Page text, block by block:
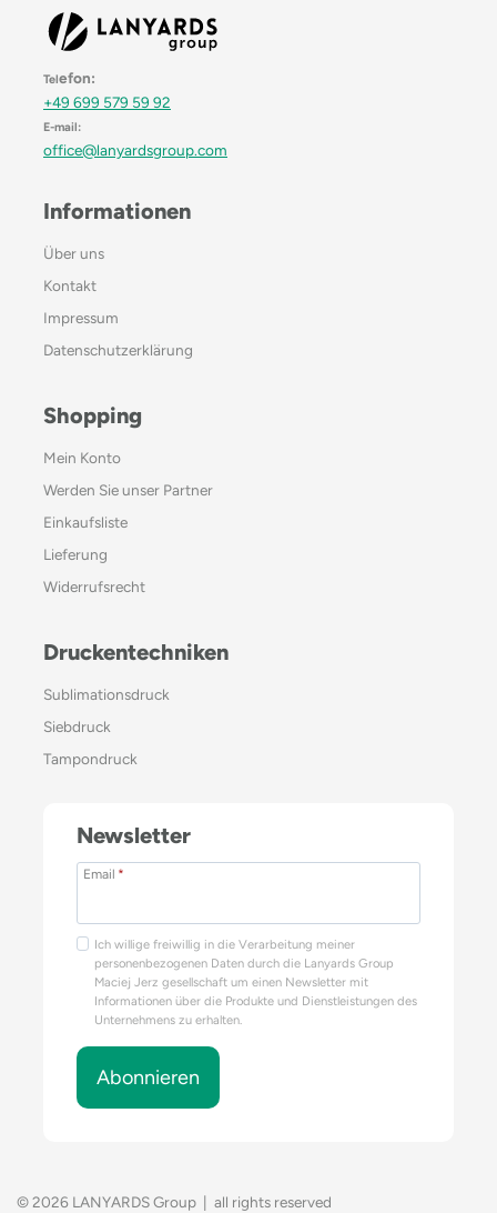
Telefon:
+49 699 579 59 92
E-mail:
office@lanyardsgroup.com
Informationen
Über uns
Kontakt
Impressum
Datenschutzerklärung
Shopping
Mein Konto
Werden Sie unser Partner
Einkaufsliste
Lieferung
Widerrufsrecht
Druckentechniken
Sublimationsdruck
Siebdruck
Tampondruck
Newsletter
Email *
Ich willige freiwillig in die Verarbeitung meiner
personenbezogenen Daten durch die Lanyards Group
Maciej Jerz gesellschaft um einen Newsletter mit
Informationen über die Produkte und Dienstleistungen des
Unternehmens zu erhalten.
Abonnieren
© 2026 LANYARDS Group | all rights reserved